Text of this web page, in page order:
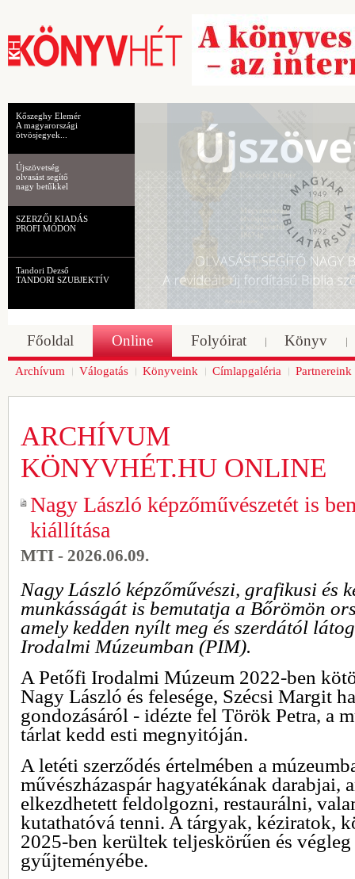
Kőszeghy Elemér
A magyarországi
ötvösjegyek...
Újszövetség
olvasást segítő
nagy betűkkel
SZERZŐI KIADÁS
PROFI MÓDON
Tandori Dezső
TANDORI SZUBJEKTÍV
Főoldal Online Folyóirat Könyv
Archívum Válogatás Könyveink Címlapgaléria Partnereink
ARCHÍVUM
KÖNYVHÉT.HU ONLINE
Nagy László képzőművészetét is
kiállítása
MTI - 2026.06.09.
Nagy László képzőművészi, grafikusi és
munkásságát is bemutatja a Bőrömön
amely kedden nyílt meg és szerdától
Irodalmi Múzeumban (PIM).
A Petőfi Irodalmi Múzeum 2022-ben
Nagy László és felesége, Szécsi Margit
gondozásáról - idézte fel Török Petra, a
tárlat kedd esti megnyitóján.
A letéti szerződés értelmében a
művészházaspár hagyatékának darabjai,
elkezdhetett feldolgozni, restaurálni,
kutathatóvá tenni. A tárgyak, kéziratok,
2025-ben kerültek teljeskörűen és
gyűjteményébe.